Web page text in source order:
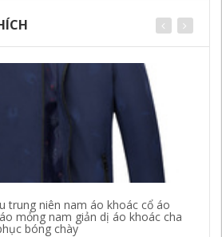
trung niên nam áo khoác cổ áo
mỏng nam giản dị áo khoác cha
bóng chày